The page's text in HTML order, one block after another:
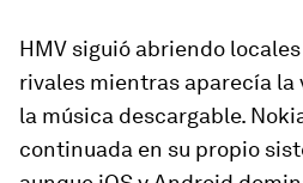
HMV siguió abriendo
rivales mientras aparecía la
la música descargable.
continuada en su propio